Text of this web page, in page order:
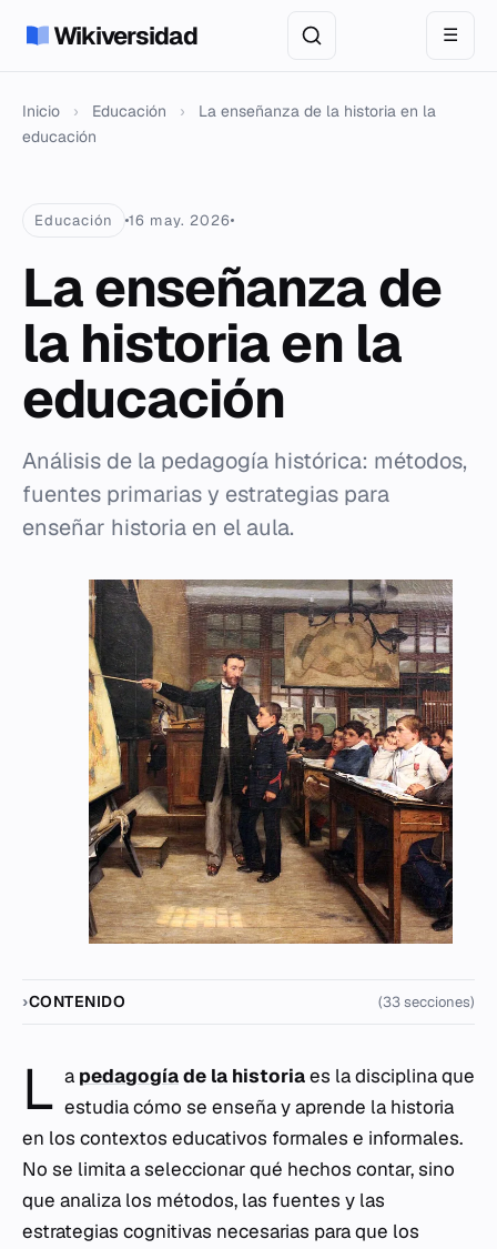
Wikiversidad ☰
Inicio › Educación ›
La enseñanza de la historia en la
educación
Educación 16 may. 2026
La enseñanza de
la historia en la
educación
Análisis de la pedagogía histórica: métodos,
fuentes primarias y estrategias para
enseñar historia en el aula.
CONTENIDO (33 secciones)
L a pedagogíade la historiaes la disciplina que
estudia cómo se enseña y aprende la historia
en los contextos educativos formales e informales.
No se limita a seleccionar qué hechos contar, sino
que analiza los métodos, las fuentes y las
estrategias cognitivas necesarias para que los